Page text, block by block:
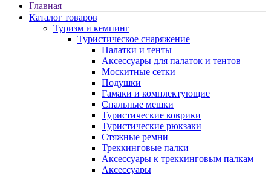
Главная
Каталог товаров
Туризм и кемпинг
Туристическое снаряжение
Палатки и тенты
Аксессуары для палаток и тентов
Москитные сетки
Подушки
Гамаки и комплектующие
Спальные мешки
Туристические коврики
Туристические рюкзаки
Стяжные ремни
Треккинговые палки
Аксессуары к треккинговым палкам
Аксессуары